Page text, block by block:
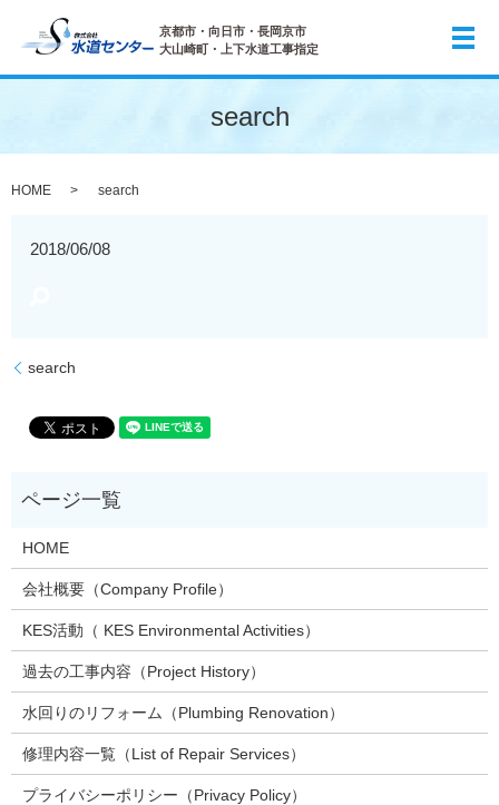
京都市・向日市・長岡京市
大山崎町・上下水道工事指定
メ
search
HOME search
2018/06/08
search
HOME
会社概要（Company Profile）
KES活動（ KES Environmental Activities）
過去の工事内容（Project History）
水回りのリフォーム（Plumbing Renovation）
修理内容一覧（List of Repair Services）
プライバシーポリシー（Privacy Policy）